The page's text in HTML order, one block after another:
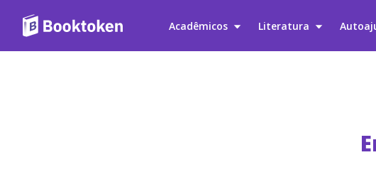
Acadêmicos Literatura